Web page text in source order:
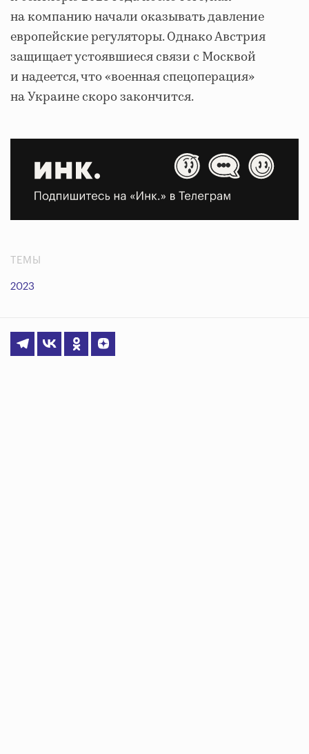
на компанию начали оказывать давление
европейские регуляторы. Однако Австрия
защищает устоявшиеся связи с Москвой
и надеется, что «военная спецоперация»
на Украине скоро закончится.
ТЕМЫ
2023